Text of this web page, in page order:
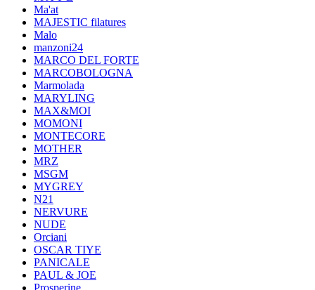
Ma'at
MAJESTIC filatures
Malo
manzoni24
MARCO DEL FORTE
MARCOBOLOGNA
Marmolada
MARYLING
MAX&MOI
MOMONI
MONTECORE
MOTHER
MRZ
MSGM
MYGREY
N21
NERVURE
NUDE
Orciani
OSCAR TIYE
PANICALE
PAUL & JOE
Prosperine